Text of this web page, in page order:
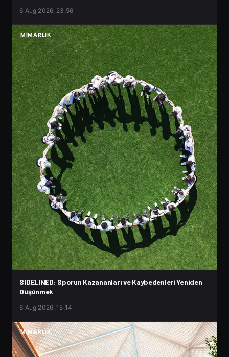
6 Aug 2026, 23:56
MIMARLIK
SIDELINED: Sporun Kazananları ve Kaybedenleri Yeniden
Düşünmek
6 Aug 2026, 15:14
MIMARLIK